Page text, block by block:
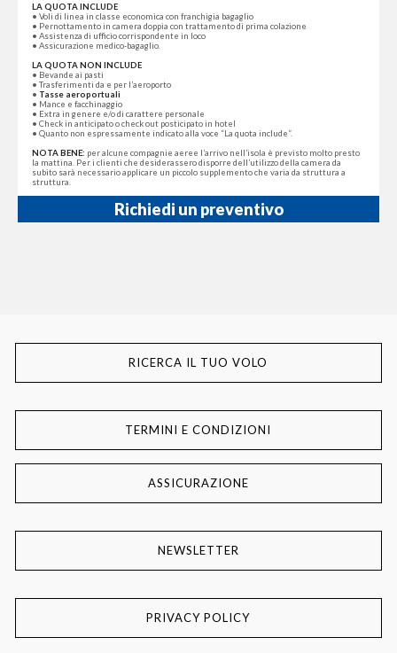
Richiedi un preventivo
LA QUOTA INCLUDE
• Voli di linea in classe economica con franchigia bagaglio
• Pernottamento in camera doppia con trattamento di prima colazione
• Assistenza di ufficio corrispondente in loco
• Assicurazione medico-bagaglio.
LA QUOTA NON INCLUDE
• Bevande ai pasti
• Trasferimenti da e per l’aeroporto
• Tasse aeroportuali
• Mance e facchinaggio
• Extra in genere e/o di carattere personale
• Check in anticipato o check out posticipato in hotel
• Quanto non espressamente indicato alla voce “La quota include”.
NOTA BENE: per alcune compagnie aeree l’arrivo nell’isola è previsto molto presto
la mattina. Per i clienti che desiderassero disporre dell’utilizzo della camera da
subito sarà necessario applicare un piccolo supplemento che varia da struttura a
struttura.
RICERCA IL TUO VOLO
TERMINI E CONDIZIONI
ASSICURAZIONE
NEWSLETTER
PRIVACY POLICY